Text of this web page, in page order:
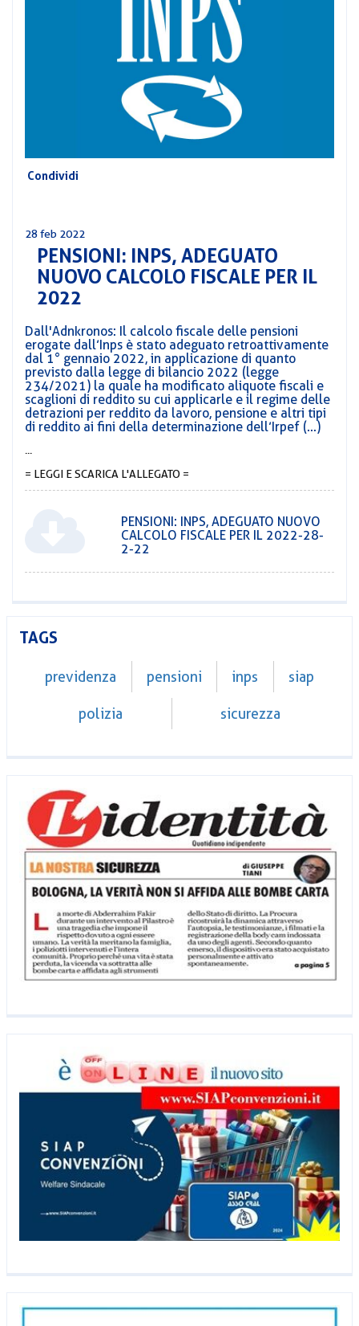
COMUNICATI
Condividi
28 feb 2022
PENSIONI: INPS, ADEGUATO
NUOVO CALCOLO FISCALE PER IL
2022
Dall'Adnkronos: Il calcolo fiscale delle pensioni
erogate dall’Inps è stato adeguato retroattivamente
dal 1° gennaio 2022, in applicazione di quanto
previsto dalla legge di bilancio 2022 (legge
234/2021) la quale ha modificato aliquote fiscali e
scaglioni di reddito su cui applicarle e il regime delle
detrazioni per reddito da lavoro, pensione e altri tipi
di reddito ai fini della determinazione dell’Irpef (...)
= LEGGI E SCARICA L'ALLEGATO =
PENSIONI: INPS, ADEGUATO NUOVO
CALCOLO FISCALE PER IL 2022-28-
2-22
TAGS
previdenza pensioni inps siap
polizia sicurezza